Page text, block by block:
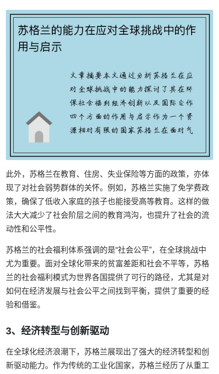
此外，苏格兰在教育、住房、失业保险等方面的政策，亦体
现了对社会弱势群体的关怀。例如，苏格兰实施了免学费政
策，确保了低收入家庭的孩子也能接受高等教育。这样的做
法大大减少了社会阶层之间的教育鸿沟，也提升了社会的流
动性和公平性。
苏格兰的社会福利体系强调的是“社会公平”，在全球挑战中
尤为重要。面对全球化带来的贫富差距和社会不平等，苏格
兰的社会福利模式为世界各国提供了可行的路径，尤其是对
如何在经济发展与社会公平之间找到平衡，提供了重要的经
验和借鉴。
3、经济转型与创新驱动
在全球化经济浪潮下，苏格兰展现出了强大的经济转型和创
新驱动能力。作为传统的工业化国家，苏格兰经历了从重工